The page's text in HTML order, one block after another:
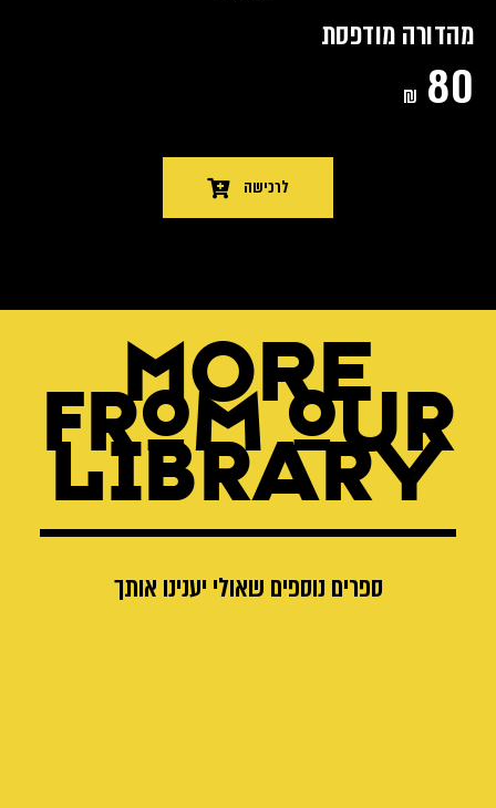
מהדורה מודפסת
80
₪
לרכישה
MORE
from our
Library
ספרים נוספים שאולי יענינו אותך